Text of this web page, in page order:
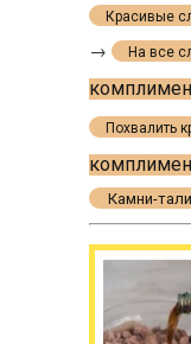
Красивые
→ На все
Похвалить
Камни-